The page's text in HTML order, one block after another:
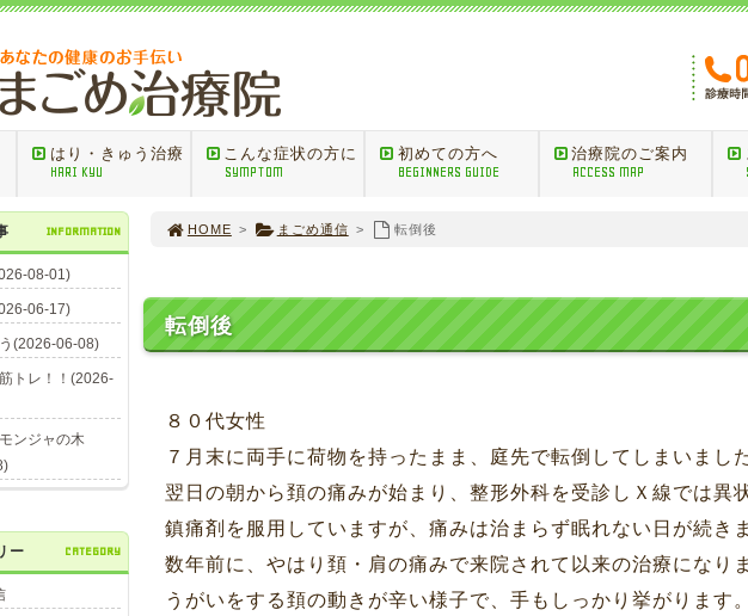
はり・きゅう治療
HARI KYU
こんな症状の方に
SYMPTOM
初めての方へ
BEGINNERS GUIDE
治療院のご案内
ACCESS MAP
HOME > まごめ通信 > 転倒後
転倒後
８０代女性
７月末に両手に荷物を持ったまま、庭先で転倒してしまいました
翌日の朝から頚の痛みが始まり、整形外科を受診しＸ線では異
鎮痛剤を服用していますが、痛みは治まらず眠れない日が続き
数年前に、やはり頚・肩の痛みで来院されて以来の治療になり
うがいをする頚の動きが辛い様子で、手もしっかり挙がります。
INFORMATION
08-01)
06-17)
(2026-06-08)
トレ！！(2026-
ンジャの木
ー CATEGORY